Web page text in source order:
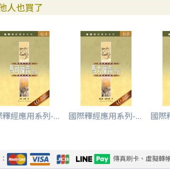
人也買了
經應用系列-... 國際釋經應用系列-... 國際
傳真刷卡、虛擬轉